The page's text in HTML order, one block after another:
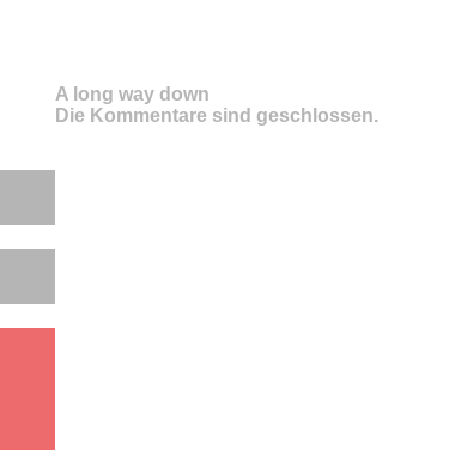
A long way down
Die Kommentare sind geschlossen.